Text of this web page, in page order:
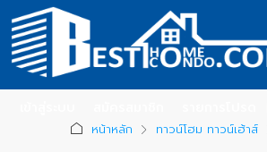
หน้าหลัก ทาวน์โฮม ทาวน์เฮ้าส์